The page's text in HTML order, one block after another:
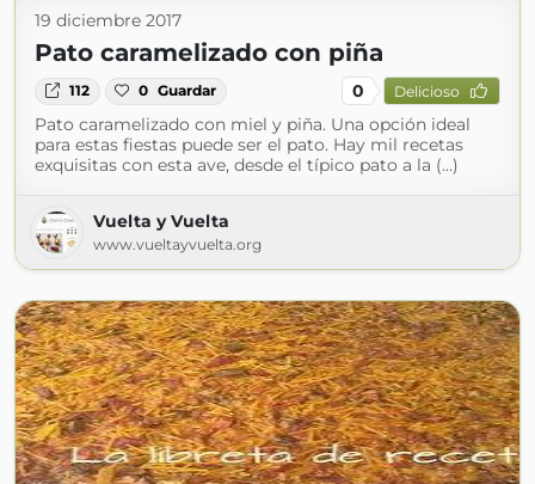
19 diciembre 2017
Pato caramelizado con piña
112 0 Guardar 0 Delicioso
Pato caramelizado con miel y piña. Una opción ideal
para estas fiestas puede ser el pato. Hay mil recetas
exquisitas con esta ave, desde el típico pato a la (...)
Vuelta y Vuelta
www.vueltayvuelta.org